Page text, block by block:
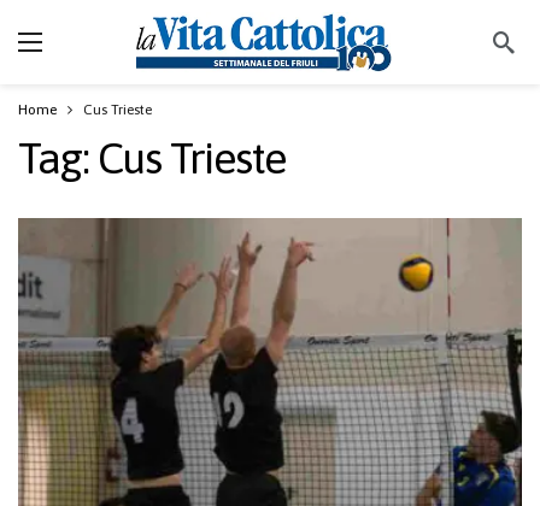
Home Cus Trieste
Tag: Cus Trieste